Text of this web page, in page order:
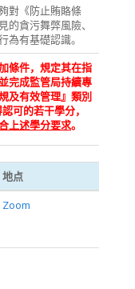
對《防止賄賂條
的貪污舞弊風險、
為有基礎認識。
條件，規定其在指
完成監管局持續專
及有效管理』類別
可的若干學分，
上述學分要求。
地点
Zoom